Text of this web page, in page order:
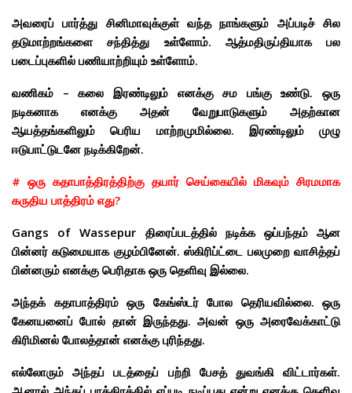
அவரைப் பார்த்து சினிமாவுக்குள் வந்த நாங்களும் அப்படிச் சில
தடுமாற்றங்களை சந்தித்து உள்ளோம். ஆத்மதிருப்தியாக பல
படைப்புகளில் பணியாற்றியும் உள்ளோம்.
வணிகம் – கலை இரண்டிலும் எனக்கு சம பங்கு உண்டு. ஒரு
நடிகனாக எனக்கு அதன் வேறுபாடுகளும் அதற்கான
ஆயத்தங்களிலும் பெரிய மாற்றமுமில்லை. இரண்டிலும் முழு
ஈடுபாட்டுடனே நடிக்கிறேன்.
# ஒரு கதாபாத்திரத்திற்கு தயார் செய்கையில் மிகவும் சிரமமாக
கருதிய பாத்திரம் எது?
Gangs of Wassepur திரைப்படத்தில் நடிக்க ஒப்பந்தம் ஆன
பின்னர் கடுமையாக குழம்பினேன். ஸ்கிரிப்ட்டை பலமுறை வாசித்தப்
பின்னரும் எனக்கு பெரிதாக ஒரு தெளிவு இல்லை.
அந்தக் கதாபாத்திரம் ஒரு கேங்ஸ்டர் போல தெரியவில்லை. ஒரு
கேனயனைப் போல் தான் இருந்தது. அவன் ஒரு அரைவேக்காட்டு
கிரிமினல் போலத்தான் எனக்கு புரிந்தது.
எல்லோரும் அந்தப் படத்தைப் பற்றி பேசத் துவங்கி விட்டார்கள்.